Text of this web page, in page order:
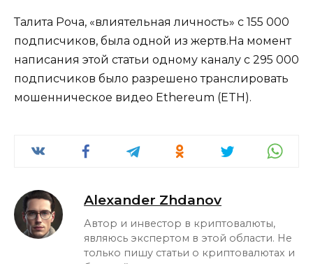
Талита Роча, «влиятельная личность» с 155 000
подписчиков, была одной из жертв.На момент
написания этой статьи одному каналу с 295 000
подписчиков было разрешено транслировать
мошенническое видео Ethereum (ETH).
Alexander Zhdanov
Автор и инвестор в криптовалюты,
являюсь экспертом в этой области. Не
только пишу статьи о криптовалютах и